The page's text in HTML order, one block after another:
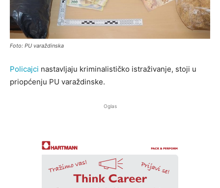
Foto: PU varaždinska
Policajci nastavljaju kriminalističko istraživanje, stoji u
priopćenju PU varaždinske.
Oglas